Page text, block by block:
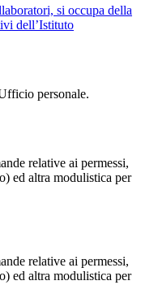
si occupa della
dell’Istituto
personale.
relative ai permessi,
ed altra modulistica per
relative ai permessi,
ed altra modulistica per